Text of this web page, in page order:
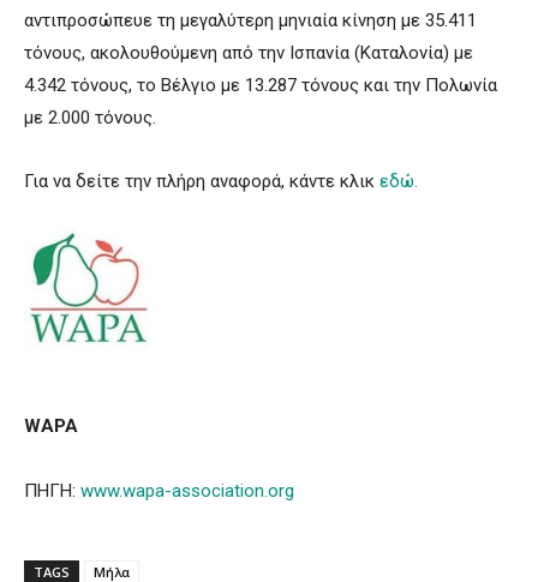
αντιπροσώπευε τη μεγαλύτερη μηνιαία κίνηση με 35.411
τόνους, ακολουθούμενη από την Ισπανία (Καταλονία) με
4.342 τόνους, το Βέλγιο με 13.287 τόνους και την Πολωνία
με 2.000 τόνους.
Για να δείτε την πλήρη αναφορά, κάντε κλικ εδώ.
WAPA
ΠΗΓΗ: www.wapa-association.org
TAGS Μήλα